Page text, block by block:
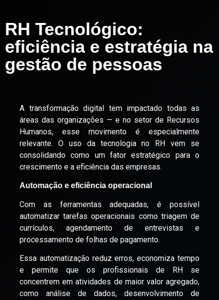
RH Tecnológico:
eficiência e estratégia na
gestão de pessoas
A transformação digital tem impactado todas as
áreas das organizações — e no setor de Recursos
Humanos, esse movimento é especialmente
relevante. O uso da tecnologia no RH vem se
consolidando como um fator estratégico para o
crescimento e a eficiência das empresas.
Automação e eficiência operacional
Com as ferramentas adequadas, é possível
automatizar tarefas operacionais como triagem de
currículos, agendamento de entrevistas e
processamento de folhas de pagamento.
Essa automatização reduz erros, economiza tempo
e permite que os profissionais de RH se
concentrem em atividades de maior valor agregado,
como análise de dados, desenvolvimento de